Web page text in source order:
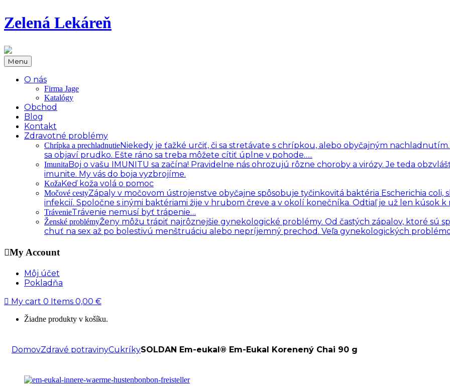
Zelená Lekáreň
Menu
O nás
Firma Jage
Katalógy
Obchod
Blog
Kontakt
Zdravotné problémy
Chrípka a prechladnutieNiekedy je ťažké určiť, či sa stretávate s chrípkou, alebo obyčajným
sa objaví prudko. Ešte ráno sa treba môžete cítiť úplne v pohode…..
ImunitaBoj o vašu IMUNITU sa začína! Pravidelne nás ohrozujú rôzne choroby a virózy. Je teda
imunite. My vás do boja vyzbrojíme.
KožaKeď koža volá o pomoc
Močové cestyZápaly v močovom ústrojenstve obyčajne spôsobuje tyčinkovitá baktéria Escherichia coli,
infekcií. Spoločne s inými baktériami žije v hrubom čreve a v okolí konečníka. Odtiaľ je už len kúsok k
TrávenieTrávenie nemusí byť trápenie…
Ženské problémyŽeny môžu trápiť najrôznejšie gynekologické problémy. Od častých zápalov, ktoré sú
chuť na sex až po bolestivú menštruáciu alebo nepríjemný prechod. Veľa gynekologických
My Account
Môj účet
Pokladňa
My cart 0 Items 0,00 €
Žiadne produkty v košíku.
DomovZdravé potravinyCukríkySOLDAN Em-eukal® Em-Eukal Korenený Chai 90 g